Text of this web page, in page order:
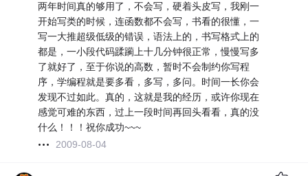
两年时间真的够用了，不会写，硬着头皮写，我刚一
开始写类的时候，连函数都不会写，书看的很懂，一
写一大推超级低级的错误，语法上的，书写格式上的
都是，一小段代码蹂躏上十几分钟很正常，慢慢写多
了就好了，至于你说的高数，暂时不会制约你写程
序，学编程就是要多看，多写，多问。时间一长你会
发现不过如此。真的，这就是我的经历，或许你现在
感觉可难的东西，过上一段时间再回头看看，真的没
什么！！！祝你成功~~~
2009-08-04